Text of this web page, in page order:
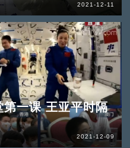
2021-12-11
一课 王亚平时隔
2021-12-09